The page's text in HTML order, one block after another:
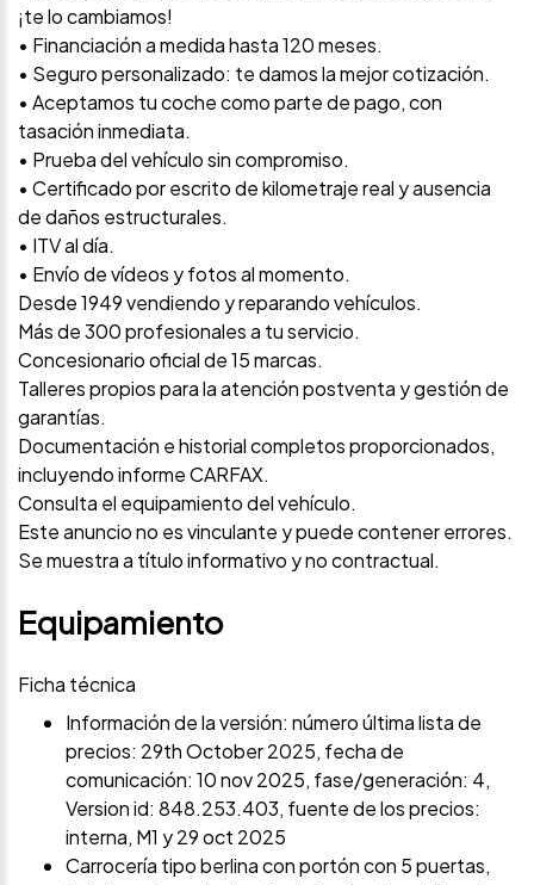
¡te lo cambiamos!
• Financiación a medida hasta 120 meses.
• Seguro personalizado: te damos la mejor cotización.
• Aceptamos tu coche como parte de pago, con
tasación inmediata.
• Prueba del vehículo sin compromiso.
• Certificado por escrito de kilometraje real y ausencia
de daños estructurales.
• ITV al día.
• Envío de vídeos y fotos al momento.
Desde 1949 vendiendo y reparando vehículos.
Más de 300 profesionales a tu servicio.
Concesionario oficial de 15 marcas.
Talleres propios para la atención postventa y gestión de
garantías.
Documentación e historial completos proporcionados,
incluyendo informe CARFAX.
Consulta el equipamiento del vehículo.
Este anuncio no es vinculante y puede contener errores.
Se muestra a título informativo y no contractual.
Equipamiento
Ficha técnica
Información de la versión: número última lista de
precios: 29th October 2025, fecha de
comunicación: 10 nov 2025, fase/generación: 4,
Version id: 848.253.403, fuente de los precios:
interna, M1 y 29 oct 2025
Carrocería tipo berlina con portón con 5 puertas,